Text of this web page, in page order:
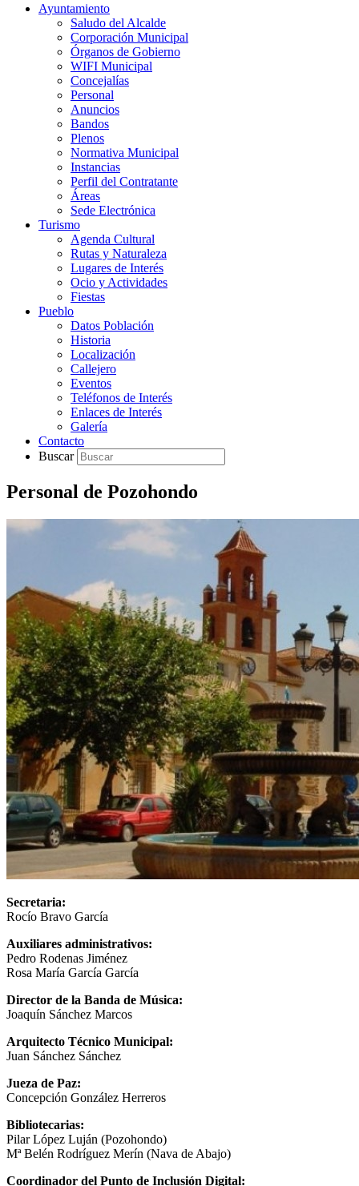
Ayuntamiento
Saludo del Alcalde
Corporación Municipal
Órganos de Gobierno
WIFI Municipal
Concejalías
Personal
Anuncios
Bandos
Plenos
Normativa Municipal
Instancias
Perfil del Contratante
Áreas
Sede Electrónica
Turismo
Agenda Cultural
Rutas y Naturaleza
Lugares de Interés
Ocio y Actividades
Fiestas
Pueblo
Datos Población
Historia
Localización
Callejero
Eventos
Teléfonos de Interés
Enlaces de Interés
Galería
Contacto
Buscar
Personal de Pozohondo
Secretaria:
Rocío Bravo García
Auxiliares administrativos:
Pedro Rodenas Jiménez
Rosa María García García
Director de la Banda de Música:
Joaquín Sánchez Marcos
Arquitecto Técnico Municipal:
Juan Sánchez Sánchez
Jueza de Paz:
Concepción González Herreros
Bibliotecarias:
Pilar López Luján (Pozohondo)
Mª Belén Rodríguez Merín (Nava de Abajo)
Coordinador del Punto de Inclusión Digital: